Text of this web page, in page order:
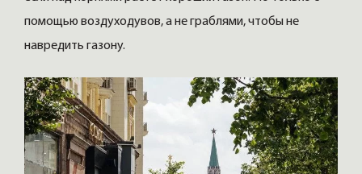
помощью воздуходувов, а не граблями, чтобы не
навредить газону.